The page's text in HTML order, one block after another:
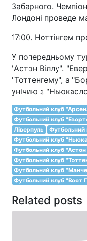
Забарного.
Лондоні проведе
17:00. Ноттінгем
У попередньому
"Астон Віллу".
"Тоттенгему", а
унічию з
Футбольний клуб
Футбольний клуб
Ліверпуль
Футбольний
Футбольний клуб
Футбольний клуб "Астон
Футбольний клуб
Футбольний клуб
Футбольний клуб "Вест
Related posts